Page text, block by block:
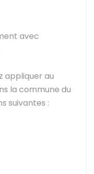
avec
appliquer au
la commune du
suivantes :